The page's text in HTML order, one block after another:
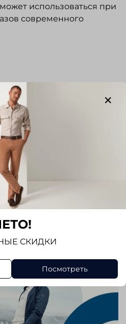
использоваться при
современного
СКИДКИ
Посмотреть